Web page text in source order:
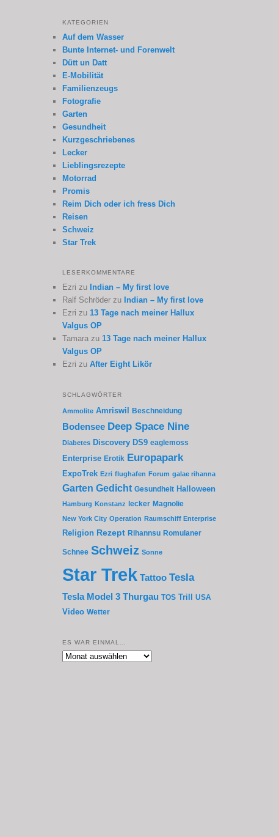
KATEGORIEN
Auf dem Wasser
Bunte Internet- und Forenwelt
Dütt un Datt
E-Mobilität
Familienzeugs
Fotografie
Garten
Gesundheit
Kurzgeschriebenes
Lecker
Lieblingsrezepte
Motorrad
Promis
Reim Dich oder ich fress Dich
Reisen
Schweiz
Star Trek
LESERKOMMENTARE
Ezri zu Indian – My first love
Ralf Schröder zu Indian – My first love
Ezri zu13 Tage nach meiner Hallux
Valgus OP
Tamara zu13 Tage nach meiner Hallux
Valgus OP
Ezri zuAfter Eight Likör
SCHLAGWÖRTER
Ammolite Amriswil Beschneidung
Bodensee Deep Space Nine
Diabetes Discovery DS9 eaglemoss
Enterprise Erotik Europapark
ExpoTrek Ezri flughafen Forum galae rihanna
Garten Gedicht Gesundheit Halloween
Hamburg Konstanz lecker Magnolie
New York City Operation Raumschiff Enterprise
Religion Rezept Rihannsu Romulaner
Schnee Schweiz Sonne
Star Trek Tattoo Tesla
Tesla Model 3 Thurgau TOS Trill USA
Video Wetter
ES WAR EINMAL…
Es